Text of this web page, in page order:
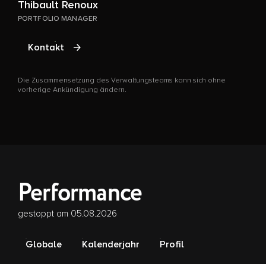
Thibault Renoux
PORTFOLIO MANAGER
Kontakt
Die Zusammensetzung des Verwaltungsteams kann sich ohne
vorherige Ankündigung ändern.
Performance
gestoppt am 05.08.2026
Globale Kalenderjahr Profil